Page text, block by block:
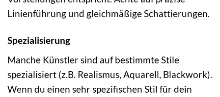
Linienführung und gleichmäßige Schattierungen.
Spezialisierung
Manche Künstler sind auf bestimmte Stile
spezialisiert (z.B. Realismus, Aquarell, Blackwork).
Wenn du einen sehr spezifischen Stil für dein